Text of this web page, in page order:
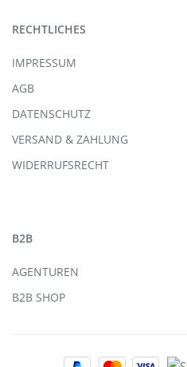
RECHTLICHES
IMPRESSUM
AGB
DATENSCHUTZ
VERSAND & ZAHLUNG
WIDERRUFSRECHT
B2B
AGENTUREN
B2B SHOP